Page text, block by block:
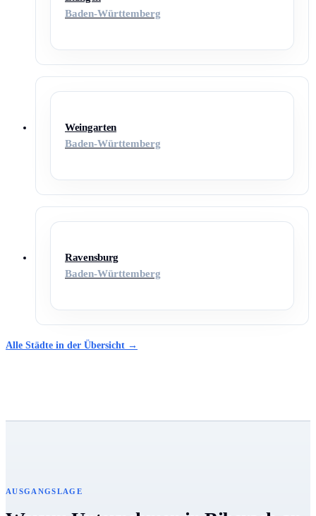
Baden-Württemberg
Weingarten
Baden-Württemberg
Ravensburg
Baden-Württemberg
Alle Städte in der Übersicht →
AUSGANGSLAGE